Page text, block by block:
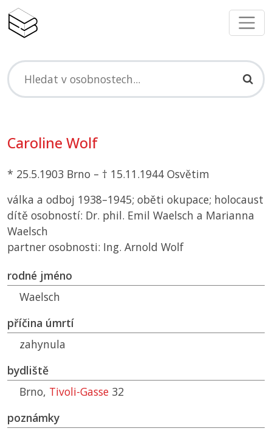
Caroline Wolf
* 25.5.1903 Brno – † 15.11.1944 Osvětim
válka a odboj 1938–1945; oběti okupace; holocaust
dítě osobností: Dr. phil. Emil Waelsch a Marianna
Waelsch
partner osobnosti: Ing. Arnold Wolf
rodné jméno
Waelsch
příčina úmrtí
zahynula
bydliště
Brno, Tivoli-Gasse 32
poznámky